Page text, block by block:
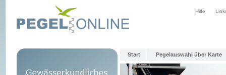
Hilfe
Start Pegelauswahl über Karte